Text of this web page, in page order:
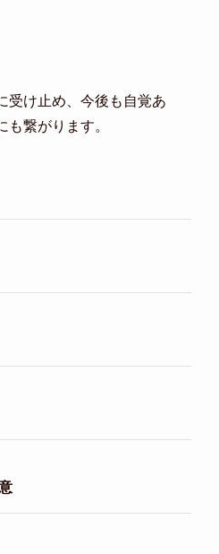
受け止め、今後も自覚あ
繋がります。